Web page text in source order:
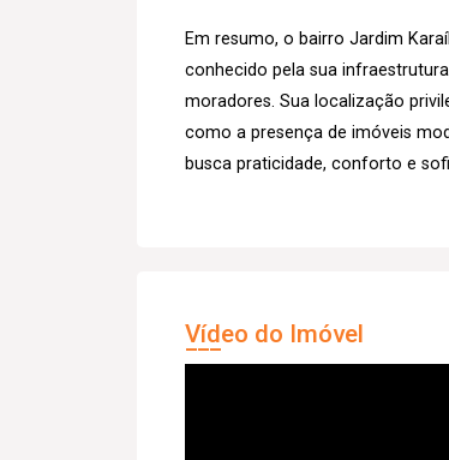
Em resumo, o bairro Jardim
conhecido pela sua
moradores. Sua localização
como a presença de imóveis
busca praticidade, conforto e
Vídeo do Imóvel